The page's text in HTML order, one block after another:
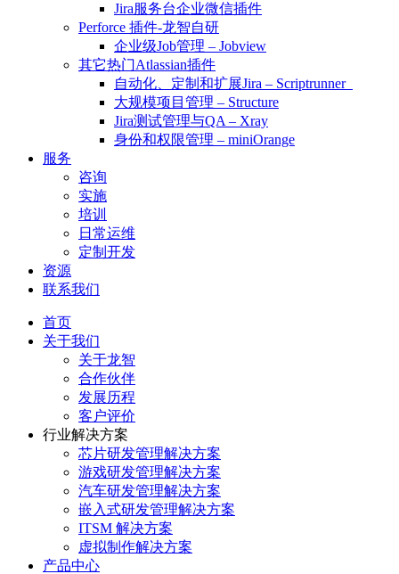
Jira服务台企业微信插件
Perforce 插件-龙智自研
企业级Job管理 – Jobview
其它热门Atlassian插件
自动化、定制和扩展Jira – Scriptrunner
大规模项目管理 – Structure
Jira测试管理与QA – Xray
身份和权限管理 – miniOrange
服务
咨询
实施
培训
日常运维
定制开发
资源
联系我们
首页
关于我们
关于龙智
合作伙伴
发展历程
客户评价
行业解决方案
芯片研发管理解决方案
游戏研发管理解决方案
汽车研发管理解决方案
嵌入式研发管理解决方案
ITSM 解决方案
虚拟制作解决方案
产品中心